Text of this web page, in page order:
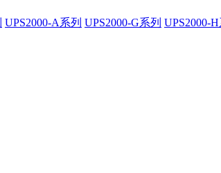
UPS2000-A系列 UPS2000-G系列 UPS2000-H